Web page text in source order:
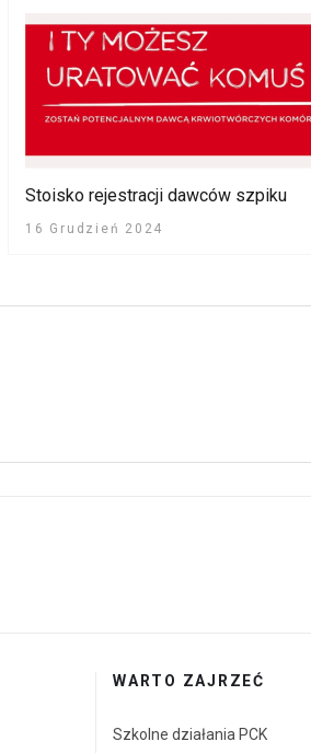
Stoisko rejestracji dawców szpiku
16 Grudzień 2024
WARTO ZAJRZEĆ
Szkolne działania PCK